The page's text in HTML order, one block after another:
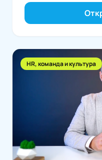
HR, команда и культура